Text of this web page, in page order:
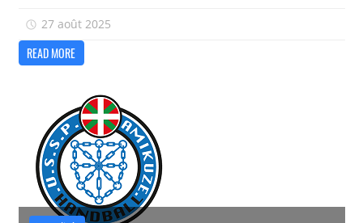
27 août 2025
READ MORE